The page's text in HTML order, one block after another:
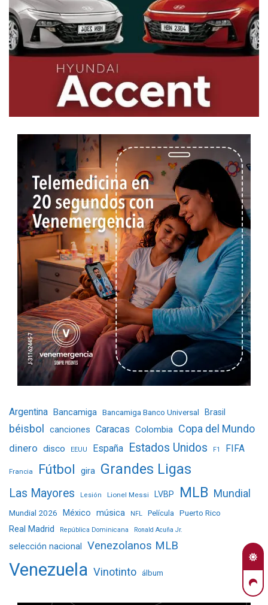
Argentina Bancamiga Bancamiga Banco Universal Brasil
béisbol canciones Caracas Colombia Copa del Mundo
dinero disco EEUU España Estados Unidos F1 FIFA
Francia Fútbol gira Grandes Ligas
Las Mayores Lesión Lionel Messi LVBP MLB Mundial
Mundial 2026 México música NFL Película Puerto Rico
Real Madrid República Dominicana Ronald Acuña Jr.
selección nacional Venezolanos MLB
Venezuela Vinotinto álbum